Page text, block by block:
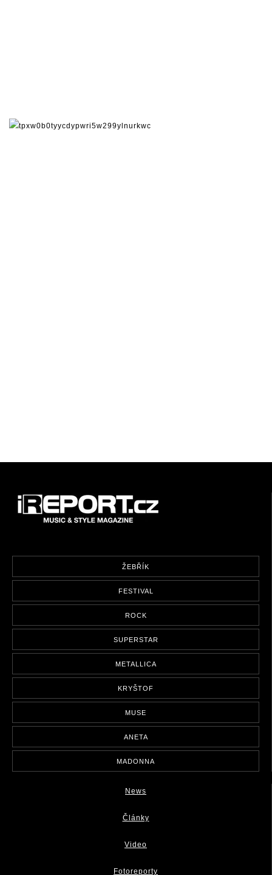
ŽEBŘÍK
FESTIVAL
ROCK
SUPERSTAR
METALLICA
KRYŠTOF
MUSE
ANETA
MADONNA
News
Články
Video
Fotoreporty